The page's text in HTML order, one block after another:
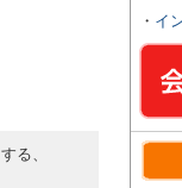
る、
・ イ